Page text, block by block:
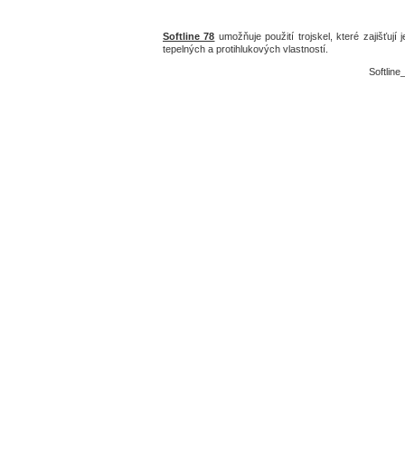
Softline 78 umožňuje použití trojskel, které zajišťují
tepelných a protihlukových vlastností.